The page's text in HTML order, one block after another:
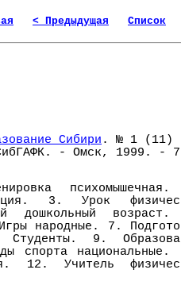
< Предыдущая Список
Сибири . № 1 (11)
- Омск, 1999. -
психомышечная.
3. Урок
дошкольный
народные. 7.
Студенты. 9.
спорта национальные.
12. Учитель